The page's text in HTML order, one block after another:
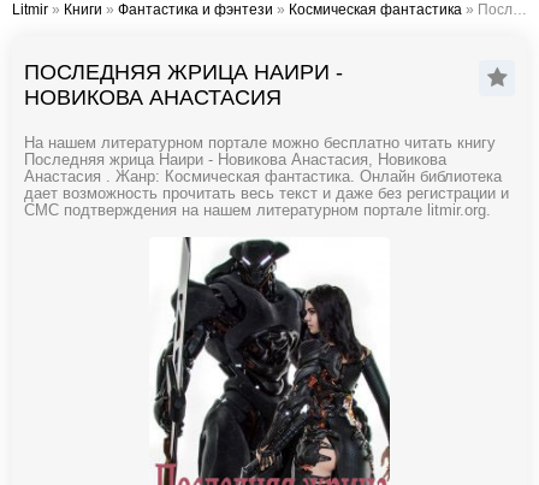
Litmir » Книги » Фантастика и фэнтези » Космическая фантастика » Последняя жрица Наири - Новикова Анастасия
ПОСЛЕДНЯЯ ЖРИЦА НАИРИ -
НОВИКОВА АНАСТАСИЯ
На нашем литературном портале можно бесплатно читать книгу
Последняя жрица Наири - Новикова Анастасия, Новикова
Анастасия . Жанр: Космическая фантастика. Онлайн библиотека
дает возможность прочитать весь текст и даже без регистрации и
СМС подтверждения на нашем литературном портале litmir.org.